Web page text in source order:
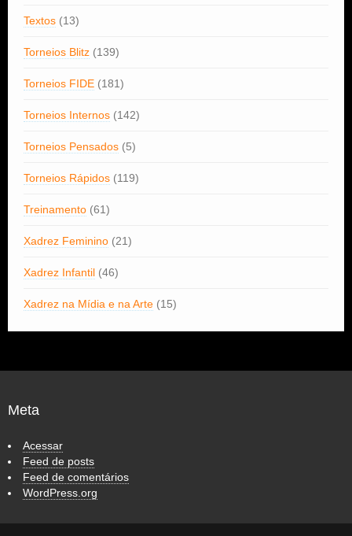
Textos (13)
Torneios Blitz (139)
Torneios FIDE (181)
Torneios Internos (142)
Torneios Pensados (5)
Torneios Rápidos (119)
Treinamento (61)
Xadrez Feminino (21)
Xadrez Infantil (46)
Xadrez na Mídia e na Arte (15)
Meta
Acessar
Feed de posts
Feed de comentários
WordPress.org